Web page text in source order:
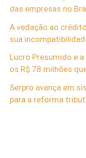
das empresas no
A vedação ao
sua
Lucro Presumido e
os R$ 78 milhões
Serpro avança em
para a reforma